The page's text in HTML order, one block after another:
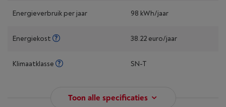
Energieverbruik per jaar 98 kWh/jaar
Energiekost 38.22 euro/jaar
Klimaatklasse SN-T
Toon alle specificaties